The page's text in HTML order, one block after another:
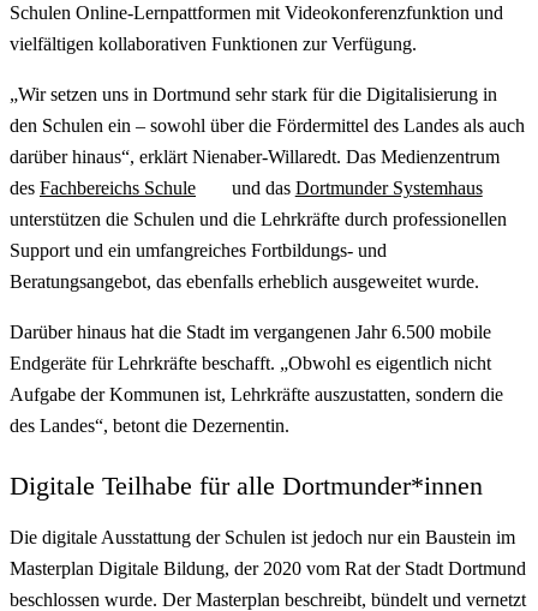
Schulen Online-Lernpattformen mit Videokonferenzfunktion und
vielfältigen kollaborativen Funktionen zur Verfügung.
„Wir setzen uns in Dortmund sehr stark für die Digitalisierung in
den Schulen ein – sowohl über die Fördermittel des Landes als auch
darüber hinaus“, erklärt Nienaber-Willaredt. Das Medienzentrum
des Fachbereichs Schule und das Dortmunder Systemhaus
unterstützen die Schulen und die Lehrkräfte durch professionellen
Support und ein umfangreiches Fortbildungs- und
Beratungsangebot, das ebenfalls erheblich ausgeweitet wurde.
Darüber hinaus hat die Stadt im vergangenen Jahr 6.500 mobile
Endgeräte für Lehrkräfte beschafft. „Obwohl es eigentlich nicht
Aufgabe der Kommunen ist, Lehrkräfte auszustatten, sondern die
des Landes“, betont die Dezernentin.
Digitale Teilhabe für alle Dortmunder*innen
Die digitale Ausstattung der Schulen ist jedoch nur ein Baustein im
Masterplan Digitale Bildung, der 2020 vom Rat der Stadt Dortmund
beschlossen wurde. Der Masterplan beschreibt, bündelt und vernetzt